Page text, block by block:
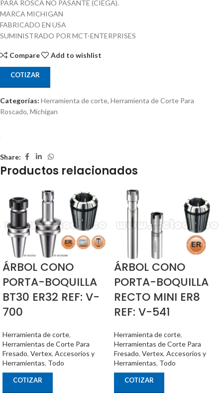
PARA ROSCA NO PASANTE (CIEGA).
MARCA MICHIGAN
FABRICADO EN USA
SUMINISTRADO POR MCT-ENTERPRISES
Compare Add to wishlist
COTIZAR
Categorías: Herramienta de corte, Herramienta de Corte Para
Roscado, Michigan
Share:
Productos relacionados
ÁRBOL CONO
PORTA-BOQUILLA
BT30 ER32 REF: V-
700
Herramienta de corte,
Herramientas de Corte Para
Fresado, Vertex, Accesorios y
Herramientas, Todo
COTIZAR
ÁRBOL CONO
PORTA-BOQUILLA
RECTO MINI ER8
REF: V-541
Herramienta de corte,
Herramientas de Corte Para
Fresado, Vertex, Accesorios y
Herramientas, Todo
COTIZAR